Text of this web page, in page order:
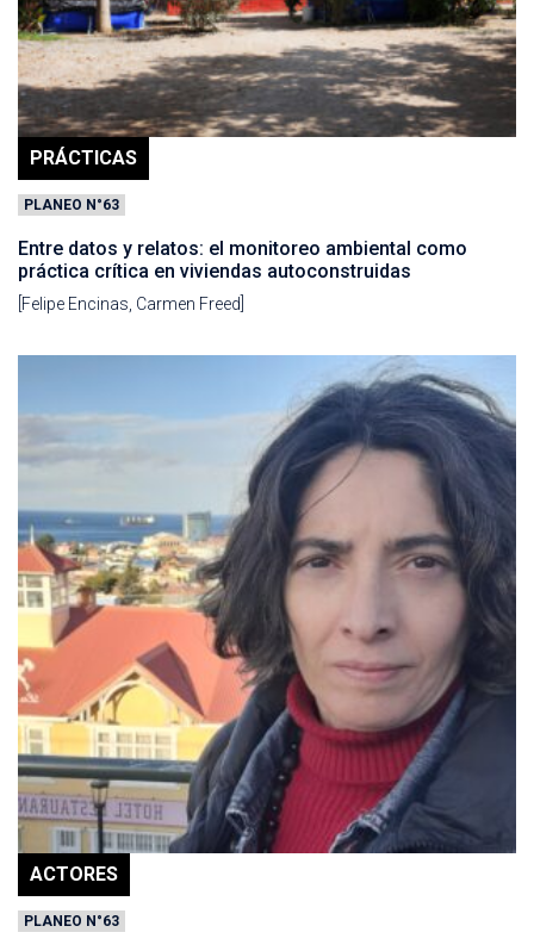
PRÁCTICAS
PLANEO N°63
Entre datos y relatos: el monitoreo ambiental como
práctica crítica en viviendas autoconstruidas
[Felipe Encinas, Carmen Freed]
ACTORES
PLANEO N°63